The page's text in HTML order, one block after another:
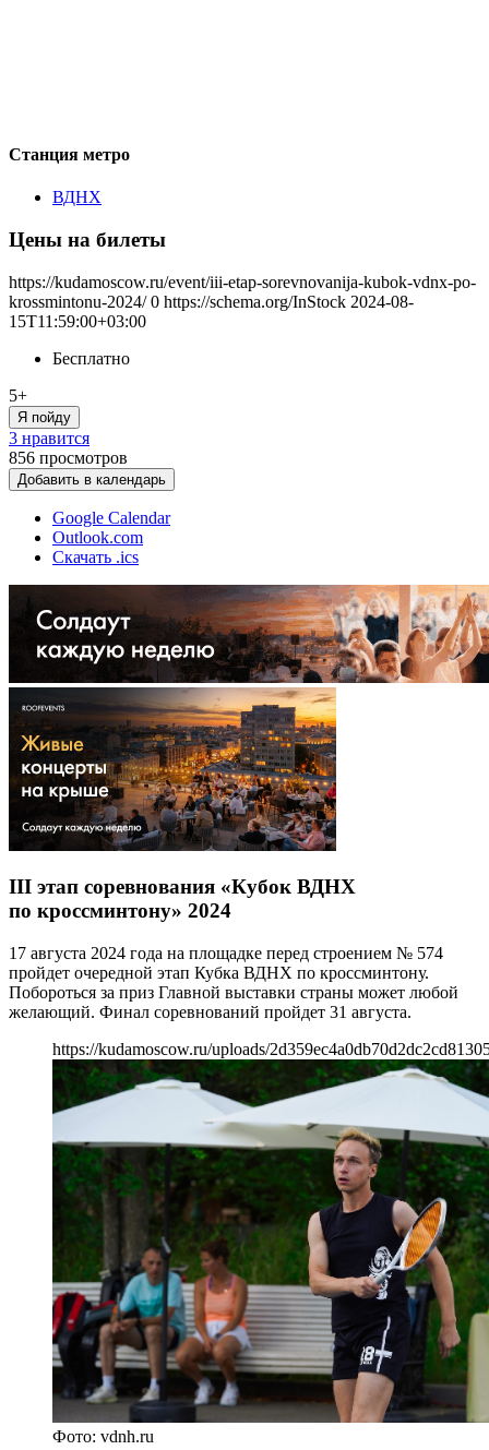
Станция метро
ВДНХ
Цены на билеты
https://kudamoscow.ru/event/iii-etap-sorevnovanija-kubok-vdnx-po-
krossmintonu-2024/ 0 https://schema.org/InStock 2024-08-
15T11:59:00+03:00
Бесплатно
5+
Я пойду
3 нравится
856 просмотров
Добавить в календарь
Google Calendar
Outlook.com
Скачать .ics
III этап соревнования «Кубок ВДНХ
по кроссминтону» 2024
17 августа 2024 года на площадке перед строением № 574
пройдет очередной этап Кубка ВДНХ по кроссминтону.
Побороться за приз Главной выставки страны может любой
желающий. Финал соревнований пройдет 31 августа.
https://kudamoscow.ru/uploads/
Фото: vdnh.ru